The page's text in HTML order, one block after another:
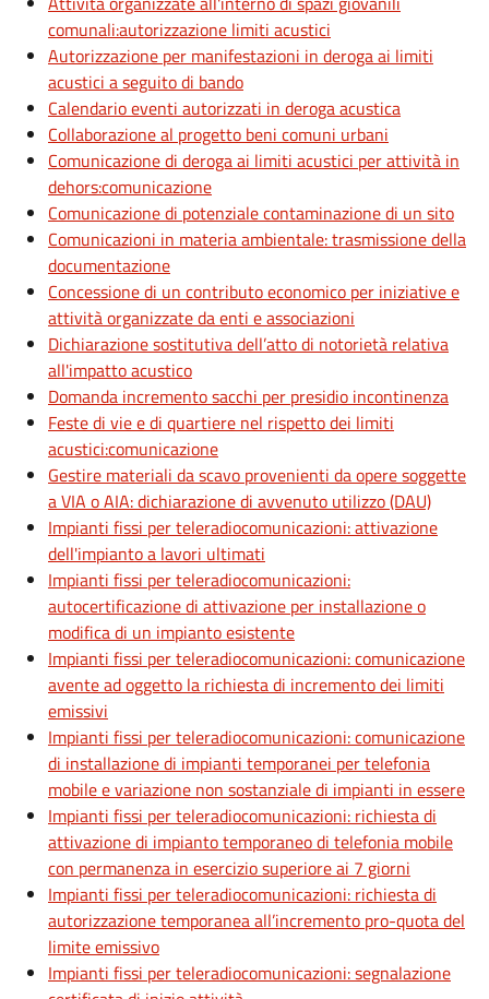
comunali:autorizzazione limiti acustici
Autorizzazione per manifestazioni in deroga ai limiti
acustici a seguito di bando
Calendario eventi autorizzati in deroga acustica
Collaborazione al progetto beni comuni urbani
Comunicazione di deroga ai limiti acustici per attività in
dehors:comunicazione
Comunicazione di potenziale contaminazione di un sito
Comunicazioni in materia ambientale: trasmissione della
documentazione
Concessione di un contributo economico per iniziative e
attività organizzate da enti e associazioni
Dichiarazione sostitutiva dell’atto di notorietà relativa
all'impatto acustico
Domanda incremento sacchi per presidio incontinenza
Feste di vie e di quartiere nel rispetto dei limiti
acustici:comunicazione
Gestire materiali da scavo provenienti da opere soggette
a VIA o AIA: dichiarazione di avvenuto utilizzo (DAU)
Impianti fissi per teleradiocomunicazioni: attivazione
dell'impianto a lavori ultimati
Impianti fissi per teleradiocomunicazioni:
autocertificazione di attivazione per installazione o
modifica di un impianto esistente
Impianti fissi per teleradiocomunicazioni: comunicazione
avente ad oggetto la richiesta di incremento dei limiti
emissivi
Impianti fissi per teleradiocomunicazioni: comunicazione
di installazione di impianti temporanei per telefonia
mobile e variazione non sostanziale di impianti in essere
Impianti fissi per teleradiocomunicazioni: richiesta di
attivazione di impianto temporaneo di telefonia mobile
con permanenza in esercizio superiore ai 7 giorni
Impianti fissi per teleradiocomunicazioni: richiesta di
autorizzazione temporanea all’incremento pro-quota del
limite emissivo
Impianti fissi per teleradiocomunicazioni: segnalazione